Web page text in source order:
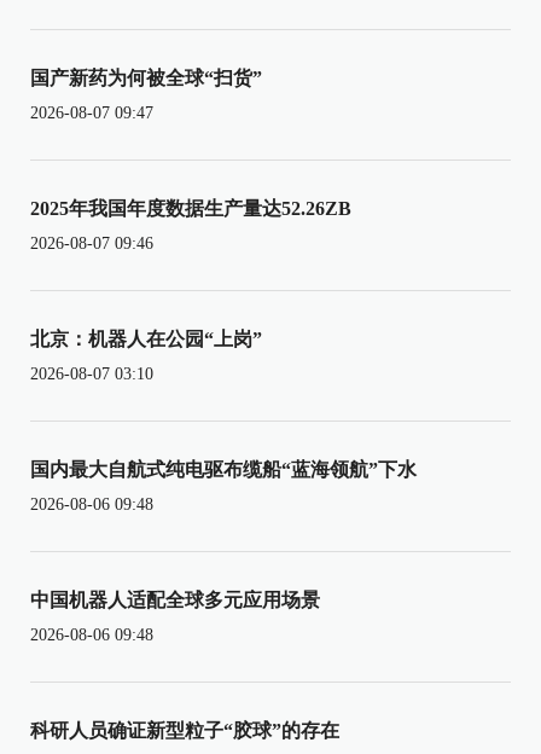
国产新药为何被全球“扫货”
2026-08-07 09:47
2025年我国年度数据生产量达52.26ZB
2026-08-07 09:46
北京：机器人在公园“上岗”
2026-08-07 03:10
国内最大自航式纯电驱布缆船“蓝海领航”下水
2026-08-06 09:48
中国机器人适配全球多元应用场景
2026-08-06 09:48
科研人员确证新型粒子“胶球”的存在